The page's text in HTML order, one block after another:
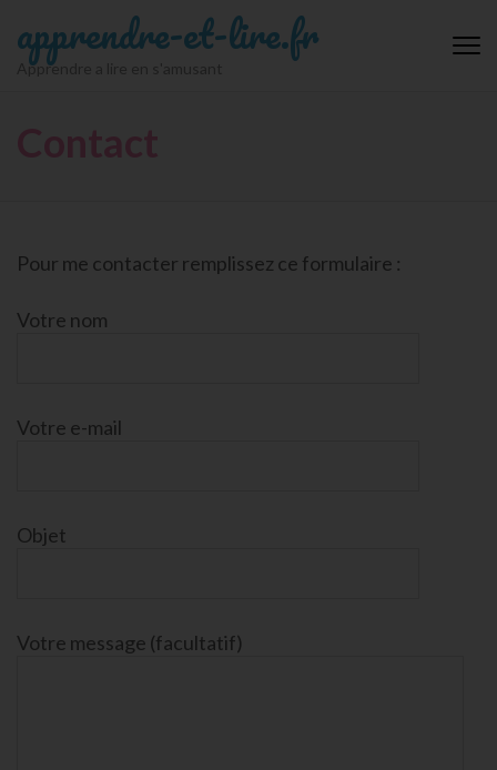
au
contenu
apprendre-et-lire.fr
Apprendre a lire en s'amusant
Contact
Pour me contacter remplissez ce formulaire :
Votre nom
Votre e-mail
Objet
Votre message (facultatif)